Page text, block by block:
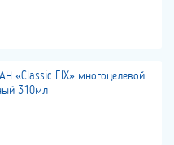
«Classic FIX» многоцелевой
310мл